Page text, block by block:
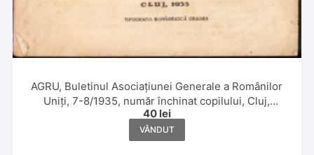
AGRU, Buletinul Asociațiunei Generale a Românilor
Uniți, 7-8/1935, număr închinat copilului, Cluj,
Tipografia Românească Oradea
40 lei
VÂNDUT